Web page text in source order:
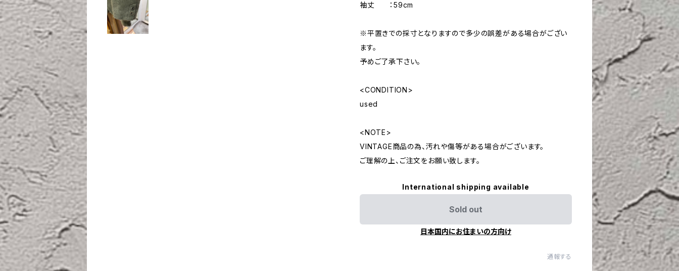
袖丈 ：59cm
※平置きでの採寸となりますので多少の誤差がある場合がござい
ます。
予めご了承下さい。
<CONDITION>
used
<NOTE>
VINTAGE商品の為、汚れや傷等がある場合がございます。
ご理解の上、ご注文をお願い致します。
International shipping available
Sold out
日本国内にお住まいの方向け
通報する